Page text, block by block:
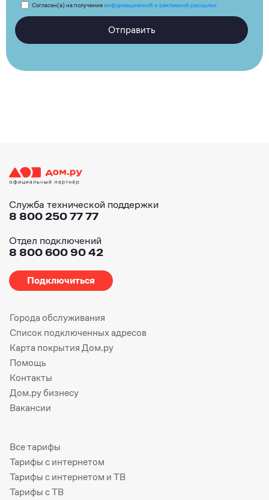
Согласен(а) на получениеинформационной и рекламной рассылки
Отправить
Служба технической поддержки
8 800 250 77 77
Отдел подключений
8 800 600 90 42
Подключиться
Города обслуживания
Список подключенных адресов
Карта покрытия Дом.ру
Помощь
Контакты
Дом.ру бизнесу
Вакансии
Все тарифы
Тарифы с интернетом
Тарифы с интернетом и ТВ
Тарифы с ТВ